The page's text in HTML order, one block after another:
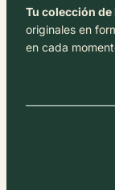
Tu colección
originales en
en cada